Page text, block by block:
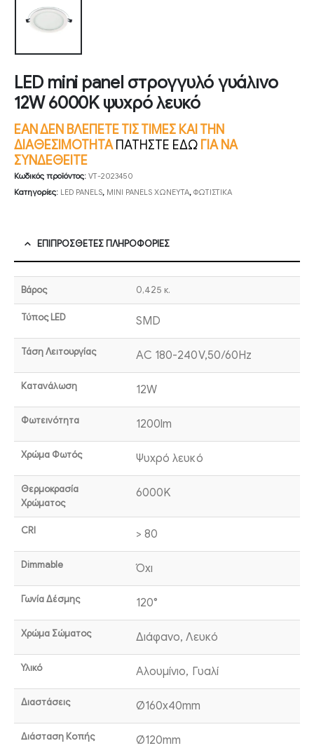
LED mini panel στρογγυλό γυάλινο
12W 6000K ψυχρό λευκό
ΕΑΝ ΔΕΝ ΒΛΕΠΕΤΕ ΤΙΣ ΤΙΜΕΣ ΚΑΙ ΤΗΝ
ΔΙΑΘΕΣΙΜΟΤΗΤΑ ΠΑΤΗΣΤΕ ΕΔΩ ΓΙΑ ΝΑ
ΣΥΝΔΕΘΕΙΤΕ
Κωδικός προϊόντος: VT-2023450
Κατηγορίες: LED PANELS, MINI PANELS ΧΩΝΕΥΤΑ, ΦΩΤΙΣΤΙΚΑ
ΕΠΙΠΡΌΣΘΕΤΕΣ ΠΛΗΡΟΦΟΡΊΕΣ
Βάρος 0,425 κ.
Τύπος LED SMD
Τάση Λειτουργίας AC 180-240V,50/60Hz
Κατανάλωση 12W
Φωτεινότητα 1200lm
Χρώμα Φωτός Ψυχρό λευκό
Θερμοκρασία
Χρώματος
6000K
CRI > 80
Dimmable Όχι
Γωνία Δέσμης 120°
Χρώμα Σώματος Διάφανο, Λευκό
Υλικό Αλουμίνιο, Γυαλί
Διαστάσεις Ø160x40mm
Διάσταση Κοπής Ø120mm